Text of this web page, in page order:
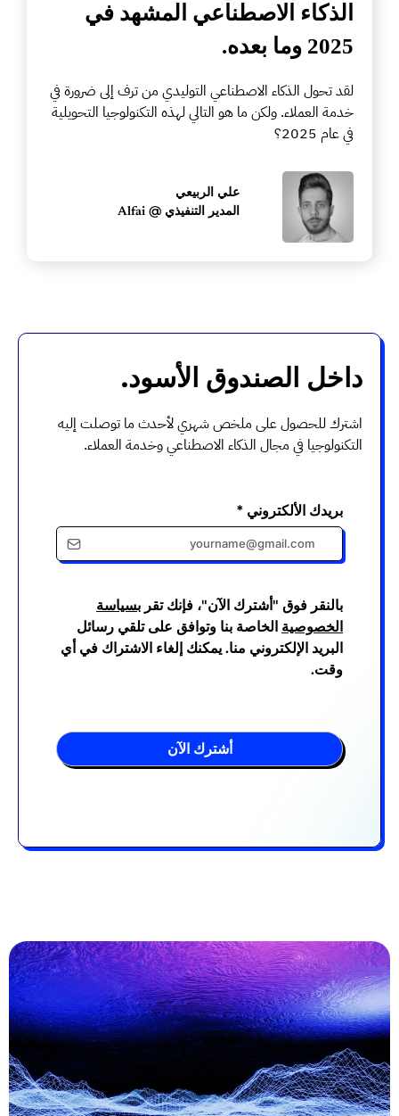
الذكاء الاصطناعي المشهد في
2025 وما بعده.
لقد تحول الذكاء الاصطناعي التوليدي من ترف إلى ضرورة في
خدمة العملاء. ولكن ما هو التالي لهذه التكنولوجيا التحويلية
في عام 2025؟
علي الربيعي
المدير التنفيذي @ Alfai
داخل الصندوق الأسود.
اشترك للحصول على ملخص شهري لأحدث ما توصلت إليه
التكنولوجيا في مجال الذكاء الاصطناعي وخدمة العملاء.
بريدك الألكتروني *
بالنقر فوق "أشترك الآن"، فإنك تقر بسياسة
الخصوصية الخاصة بنا وتوافق على تلقي رسائل
البريد الإلكتروني منا. يمكنك إلغاء الاشتراك في أي
وقت.
أشترك الآن